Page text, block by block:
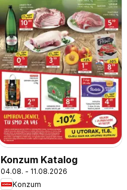
Konzum Katalog
04.08. - 11.08.2026
Konzum